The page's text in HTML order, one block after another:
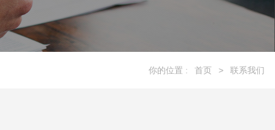
你的位置 : 首页 > 联系我们